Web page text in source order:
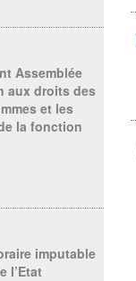
Assemblée
aux droits des
et les
la fonction
imputable
l’Etat